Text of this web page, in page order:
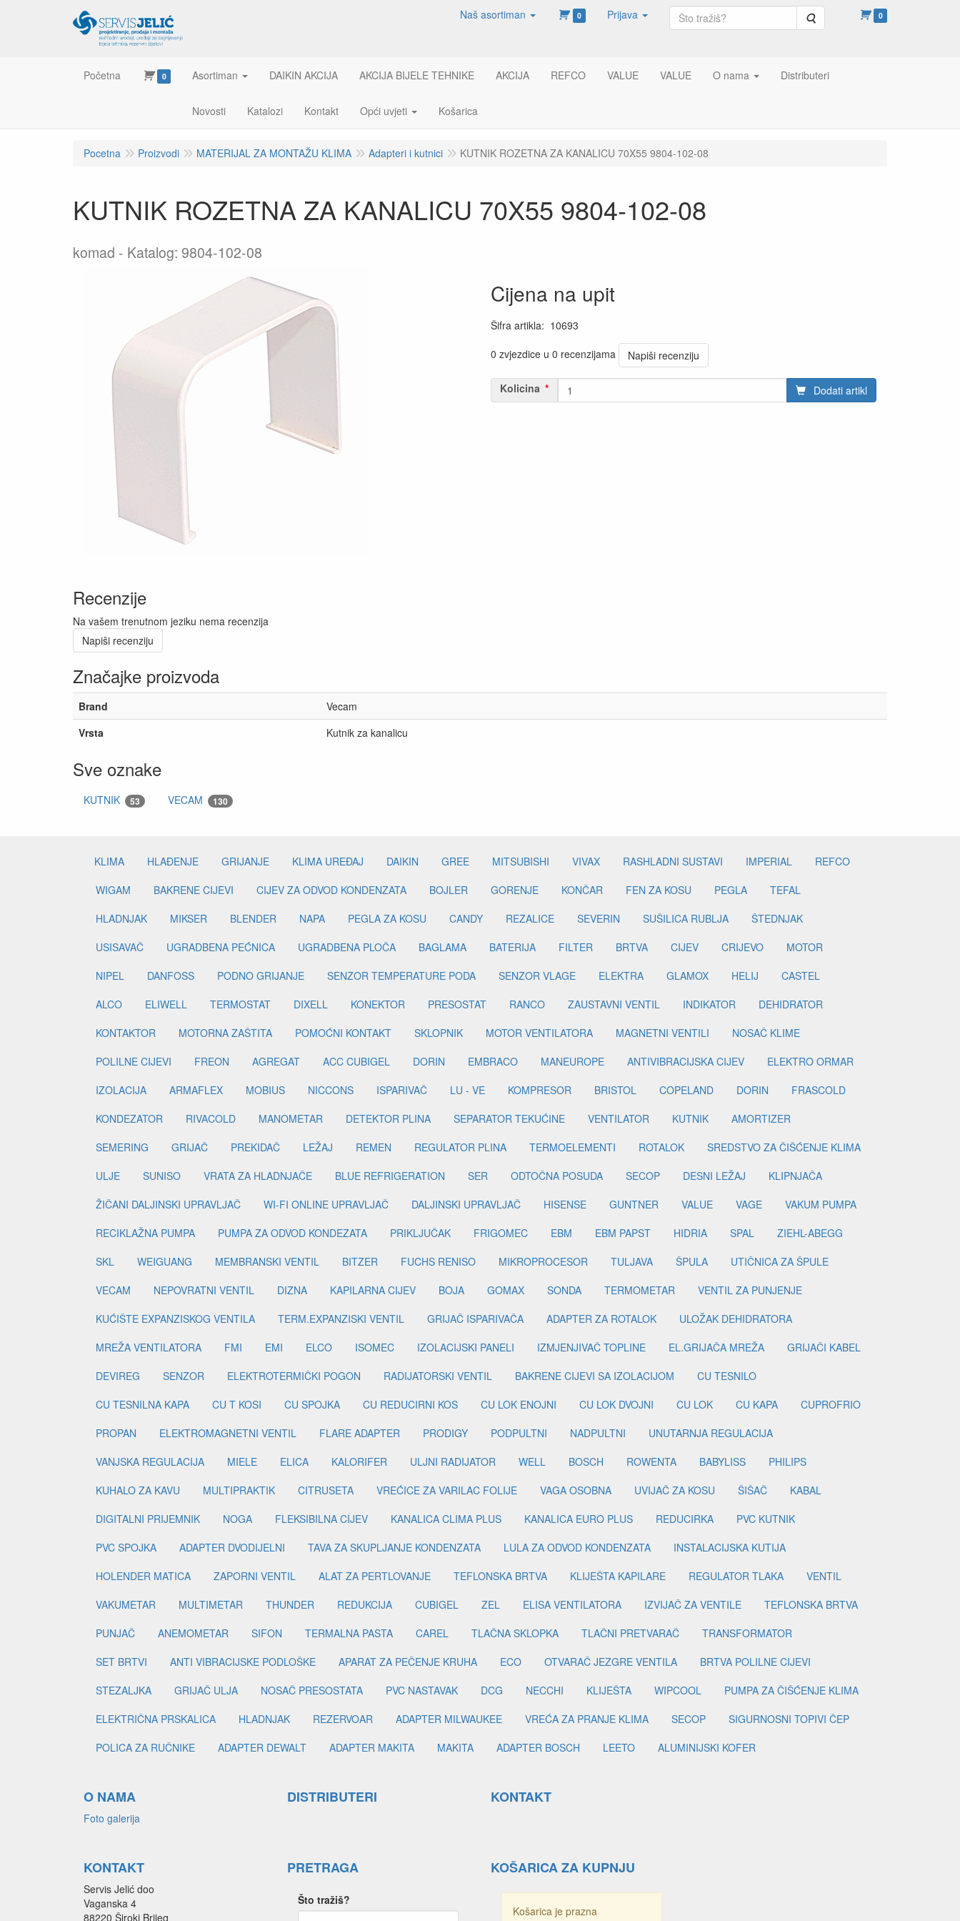
Naš asortiman 0 Prijava Pretraga 0
Početna 0 Asortiman DAIKIN AKCIJA AKCIJA BIJELE TEHNIKE AKCIJA REFCO VALUE VALUE O nama Distributeri
Novosti Katalozi Kontakt Opći uvjeti Košarica
Pocetna Proizvodi MATERIJAL ZA MONTAŽU KLIMA Adapteri i kutnici KUTNIK ROZETNA ZA KANALICU 70X55 9804-102-08
KUTNIK ROZETNA ZA KANALICU 70X55 9804-102-08
komad Katalog: 9804-102-08
Cijena na upit
Šifra artikla: 10693
0 zvjezdice u 0 recenzijama
Napiši recenziju
Kolicina Dodati artikl
Recenzije
Na vašem trenutnom jeziku nema recenzija
Napiši recenziju
Značajke proizvoda
Brand
Vecam
Vrsta
Kutnik za kanalicu
Sve oznake
KUTNIK 53 VECAM 130
KLIMA HLAĐENJE GRIJANJE KLIMA UREĐAJ DAIKIN GREE MITSUBISHI VIVAX RASHLADNI SUSTAVI IMPERIAL
REFCO
WIGAM
BAKRENE CIJEVI CIJEV ZA ODVOD KONDENZATA BOJLER GORENJE KONČAR FEN ZA KOSU PEGLA
TEFAL
HLADNJAK
MIKSER BLENDER NAPA PEGLA ZA KOSU CANDY REZALICE SEVERIN SUŠILICA RUBLJA
ŠTEDNJAK
USISAVAČ
UGRADBENA PEĆNICA UGRADBENA PLOČA BAGLAMA BATERIJA FILTER BRTVA CIJEV CRIJEVO
MOTOR
NIPEL
DANFOSS PODNO GRIJANJE SENZOR TEMPERATURE PODA SENZOR VLAGE ELEKTRA GLAMOX HELIJ
CASTEL
ALCO
ELIWELL TERMOSTAT DIXELL KONEKTOR PRESOSTAT RANCO ZAUSTAVNI VENTIL INDIKATOR
DEHIDRATOR
KONTAKTOR
MOTORNA ZAŠTITA POMOĆNI KONTAKT SKLOPNIK MOTOR VENTILATORA MAGNETNI VENTILI
NOSAČ KLIME
POLILNE CIJEVI
FREON AGREGAT ACC CUBIGEL DORIN EMBRACO MANEUROPE ANTIVIBRACIJSKA CIJEV
ELEKTRO ORMAR
IZOLACIJA
ARMAFLEX MOBIUS NICCONS ISPARIVAČ LU - VE KOMPRESOR BRISTOL COPELAND DORIN
FRASCOLD
KONDEZATOR
RIVACOLD MANOMETAR DETEKTOR PLINA SEPARATOR TEKUĆINE VENTILATOR KUTNIK
AMORTIZER
SEMERING
GRIJAČ PREKIDAČ LEŽAJ REMEN REGULATOR PLINA TERMOELEMENTI ROTALOK
SREDSTVO ZA ČIŠĆENJE KLIMA
ULJE
SUNISO VRATA ZA HLADNJAČE BLUE REFRIGERATION SER ODTOČNA POSUDA SECOP DESNI LEŽAJ
KLIPNJAČA
ŽIČANI DALJINSKI UPRAVLJAČ
WI-FI ONLINE UPRAVLJAČ DALJINSKI UPRAVLJAČ HISENSE GUNTNER VALUE VAGE
VAKUM PUMPA
RECIKLAŽNA PUMPA
PUMPA ZA ODVOD KONDEZATA PRIKLJUČAK FRIGOMEC EBM EBM PAPST HIDRIA SPAL
ZIEHL-ABEGG
SKL
WEIGUANG MEMBRANSKI VENTIL BITZER FUCHS RENISO MIKROPROCESOR TULJAVA ŠPULA
UTIČNICA ZA ŠPULE
VECAM
NEPOVRATNI VENTIL DIZNA KAPILARNA CIJEV BOJA GOMAX SONDA TERMOMETAR
VENTIL ZA PUNJENJE
KUĆIŠTE EXPANZISKOG VENTILA
TERM.EXPANZISKI VENTIL GRIJAČ ISPARIVAČA ADAPTER ZA ROTALOK
ULOŽAK DEHIDRATORA
MREŽA VENTILATORA
FMI EMI ELCO ISOMEC IZOLACIJSKI PANELI IZMJENJIVAČ TOPLINE EL.GRIJAČA MREŽA
GRIJAČI KABEL
DEVIREG
SENZOR ELEKTROTERMIČKI POGON RADIJATORSKI VENTIL BAKRENE CIJEVI SA IZOLACIJOM
CU TESNILO
CU TESNILNA KAPA
CU T KOSI CU SPOJKA CU REDUCIRNI KOS CU LOK ENOJNI CU LOK DVOJNI CU LOK CU KAPA
CUPROFRIO
PROPAN
ELEKTROMAGNETNI VENTIL FLARE ADAPTER PRODIGY PODPULTNI NADPULTNI
UNUTARNJA REGULACIJA
VANJSKA REGULACIJA
MIELE ELICA KALORIFER ULJNI RADIJATOR WELL BOSCH ROWENTA BABYLISS
PHILIPS
KUHALO ZA KAVU
MULTIPRAKTIK CITRUSETA VREĆICE ZA VARILAC FOLIJE VAGA OSOBNA UVIJAČ ZA KOSU ŠIŠAČ
KABAL
DIGITALNI PRIJEMNIK
NOGA FLEKSIBILNA CIJEV KANALICA CLIMA PLUS KANALICA EURO PLUS REDUCIRKA
PVC KUTNIK
PVC SPOJKA
ADAPTER DVODIJELNI TAVA ZA SKUPLJANJE KONDENZATA LULA ZA ODVOD KONDENZATA
INSTALACIJSKA KUTIJA
HOLENDER MATICA
ZAPORNI VENTIL ALAT ZA PERTLOVANJE TEFLONSKA BRTVA KLIJEŠTA KAPILARE REGULATOR TLAKA
VENTIL
VAKUMETAR
MULTIMETAR THUNDER REDUKCIJA CUBIGEL ZEL ELISA VENTILATORA IZVIJAČ ZA VENTILE
TEFLONSKA BRTVA
PUNJAČ
ANEMOMETAR SIFON TERMALNA PASTA CAREL TLAČNA SKLOPKA TLAČNI PRETVARAČ
TRANSFORMATOR
SET BRTVI
ANTI VIBRACIJSKE PODLOŠKE APARAT ZA PEČENJE KRUHA ECO OTVARAČ JEZGRE VENTILA
BRTVA POLILNE CIJEVI
STEZALJKA
GRIJAČ ULJA NOSAČ PRESOSTATA PVC NASTAVAK DCG NECCHI KLIJEŠTA WIPCOOL
PUMPA ZA ČIŠĆENJE KLIMA
ELEKTRIČNA PRSKALICA
HLADNJAK REZERVOAR ADAPTER MILWAUKEE VREĆA ZA PRANJE KLIMA SECOP
SIGURNOSNI TOPIVI ČEP
POLICA ZA RUČNIKE
ADAPTER DEWALT ADAPTER MAKITA MAKITA ADAPTER BOSCH LEETO ALUMINIJSKI KOFER
O NAMA
Foto galerija
DISTRIBUTERI KONTAKT
KONTAKT
Servis Jelić doo
Vaganska 4
88220 Široki Brijeg
PRETRAGA
Što tražiš?
KOŠARICA ZA KUPNJU
Košarica je prazna